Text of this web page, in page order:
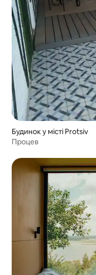
Будинок у місті Protsiv
Процев